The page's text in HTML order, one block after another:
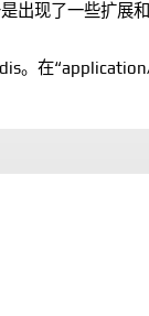
出现了一些扩展和
。在